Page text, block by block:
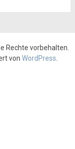
Rechte vorbehalten.
von WordPress